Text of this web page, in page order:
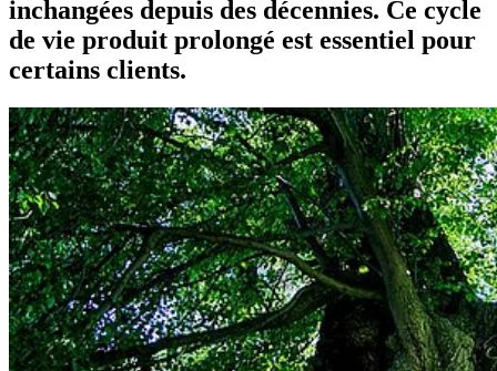
inchangées depuis des décennies. Ce cycle
de vie produit prolongé est essentiel pour
certains clients.